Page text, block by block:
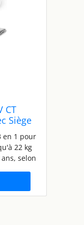
CT
Siège
roues
en 1 pour
22 kg
selon
en
amorti
d'une